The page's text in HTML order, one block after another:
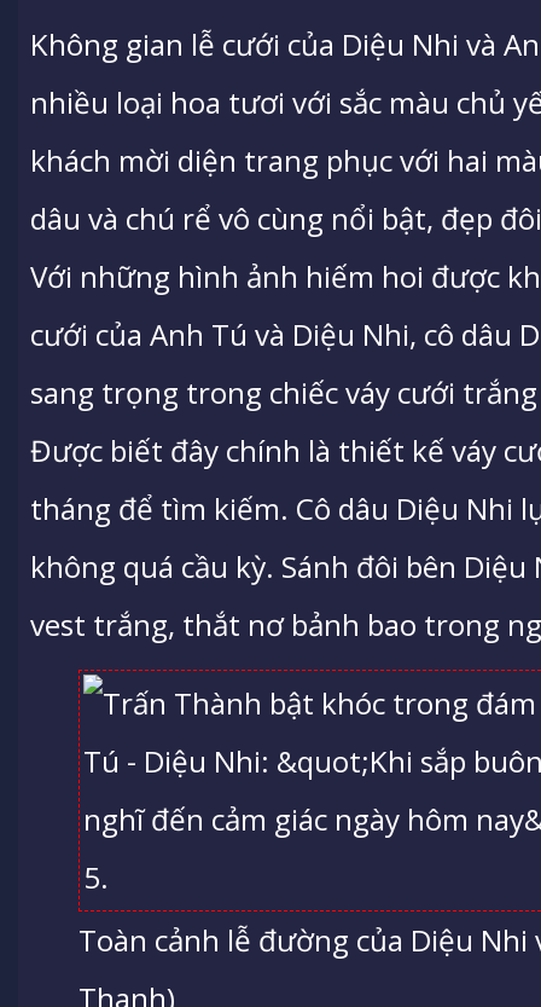
Không gian lễ cưới của Diệu Nhi và
nhiều loại hoa tươi với sắc màu chủ
khách mời diện trang phục với hai
dâu và chú rể vô cùng nổi bật, đẹp
Với những hình ảnh hiếm hoi được
cưới của Anh Tú và Diệu Nhi, cô dâu
sang trọng trong chiếc váy cưới
Được biết đây chính là thiết kế váy
tháng để tìm kiếm. Cô dâu Diệu Nhi
không quá cầu kỳ. Sánh đôi bên
vest trắng, thắt nơ bảnh bao trong
Toàn cảnh lễ đường của Diệu Nhi
Thanh)